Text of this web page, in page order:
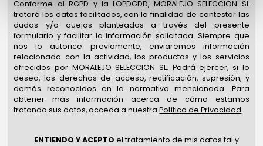
Conforme al RGPD y la LOPDGDD, MORALEJO SELECCION SL
tratará los datos facilitados, con la finalidad de contestar las
dudas y/o quejas planteadas a través del presente
formulario y facilitar la información solicitada. Siempre que
nos lo autorice previamente, enviaremos información
relacionada con la actividad, los productos y los servicios
ofrecidos por MORALEJO SELECCION SL. Podrá ejercer, si lo
desea, los derechos de acceso, rectificación, supresión, y
demás reconocidos en la normativa mencionada. Para
obtener más información acerca de cómo estamos
tratando sus datos, acceda a nuestraPolítica de Privacidad.
ENTIENDO Y ACEPTO el tratamiento de mis datos tal y